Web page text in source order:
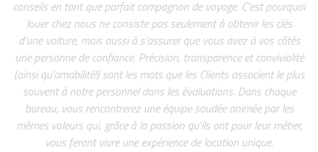
conseils en tant que parfait compagnon de voyage. C’est pourquoi
louer chez nous ne consiste pas seulement à obtenir les clés
d’une voiture, mais aussi à s’assurer que vous avez à vos côtés
une personne de confiance. Précision, transparence et convivialité
(ainsi qu’amabilité!) sont les mots que les Clients associent le plus
souvent à notre personnel dans les évaluations. Dans chaque
bureau, vous rencontrerez une équipe soudée animée par les
mêmes valeurs qui, grâce à la passion qu’ils ont pour leur métier,
vous feront vivre une expérience de location unique.